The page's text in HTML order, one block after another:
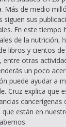
#24 Poner
#23: Dormir
# 22 – El arte
cuerpo y espíritu
Más de medio
siguen sus
En este tiempo
de la nutrición,
libros y cientos
entre otras
un poco
puede ayudar a
Cruz explica que
que están en